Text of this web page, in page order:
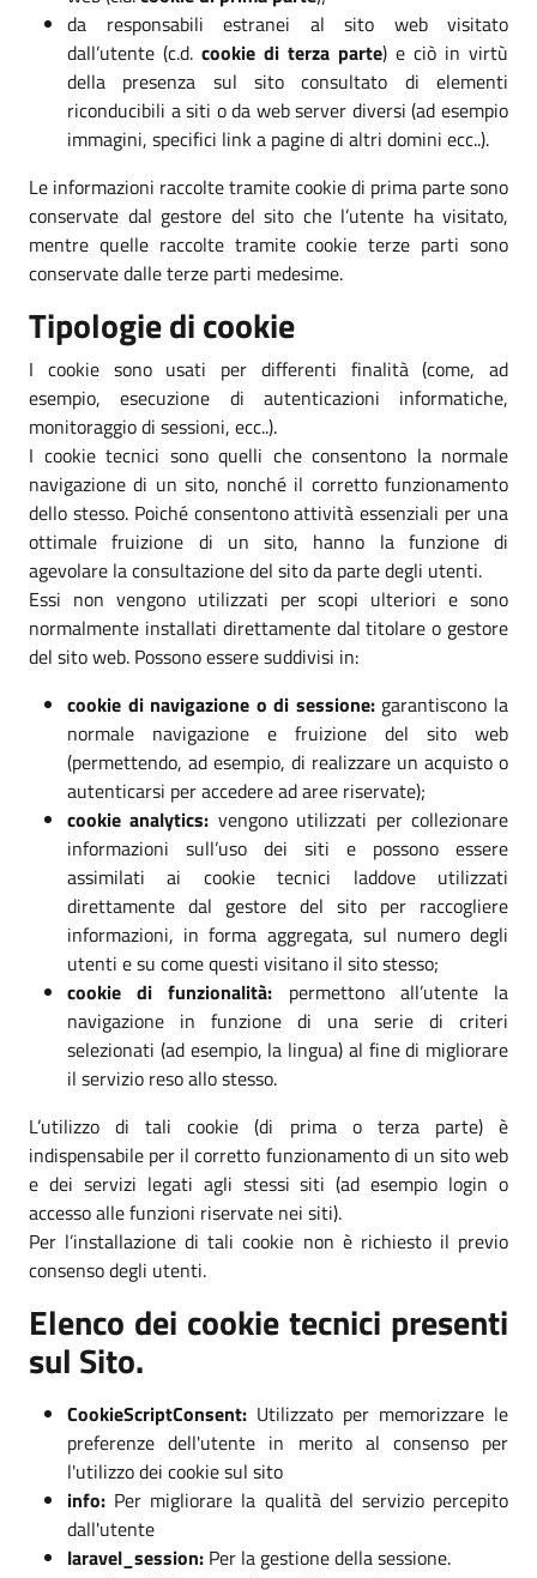
da responsabili estranei al sito web visitato
dall’utente (c.d. cookie di terza parte) e ciò in virtù
della presenza sul sito consultato di elementi
riconducibili a siti o da web server diversi (ad esempio
immagini, specifici link a pagine di altri domini ecc..).
Le informazioni raccolte tramite cookie di prima parte sono
conservate dal gestore del sito che l’utente ha visitato,
mentre quelle raccolte tramite cookie terze parti sono
conservate dalle terze parti medesime.
Tipologie di cookie
I cookie sono usati per differenti finalità (come, ad
esempio, esecuzione di autenticazioni informatiche,
monitoraggio di sessioni, ecc..).
I cookie tecnici sono quelli che consentono la normale
navigazione di un sito, nonché il corretto funzionamento
dello stesso. Poiché consentono attività essenziali per una
ottimale fruizione di un sito, hanno la funzione di
agevolare la consultazione del sito da parte degli utenti.
Essi non vengono utilizzati per scopi ulteriori e sono
normalmente installati direttamente dal titolare o gestore
del sito web. Possono essere suddivisi in:
cookie di navigazione o di sessione:garantiscono la
normale navigazione e fruizione del sito web
(permettendo, ad esempio, di realizzare un acquisto o
autenticarsi per accedere ad aree riservate);
cookie analytics: vengono utilizzati per collezionare
informazioni sull’uso dei siti e possono essere
assimilati ai cookie tecnici laddove utilizzati
direttamente dal gestore del sito per raccogliere
informazioni, in forma aggregata, sul numero degli
utenti e su come questi visitano il sito stesso;
cookie di funzionalità: permettono all’utente la
navigazione in funzione di una serie di criteri
selezionati (ad esempio, la lingua) al fine di migliorare
il servizio reso allo stesso.
L’utilizzo di tali cookie (di prima o terza parte) è
indispensabile per il corretto funzionamento di un sito web
e dei servizi legati agli stessi siti (ad esempio login o
accesso alle funzioni riservate nei siti).
Per l’installazione di tali cookie non è richiesto il previo
consenso degli utenti.
Elenco dei cookie tecnici presenti
sul Sito.
CookieScriptConsent: Utilizzato per memorizzare le
preferenze dell'utente in merito al consenso per
l'utilizzo dei cookie sul sito
info: Per migliorare la qualità del servizio percepito
dall'utente
laravel_session: Per la gestione della sessione.